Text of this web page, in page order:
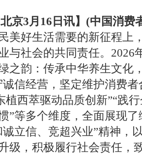
北京3月16日讯】(中国消费
美好生活需要的新征程上
与社会的共同责任。2026
之韵：传承中华养生文化
诚信经营，坚定维护消费者
植西萃驱动品质创新”“践
”等多个维度，全面展现
立信、竞超兴业”精神，
级，积极履行社会责任，